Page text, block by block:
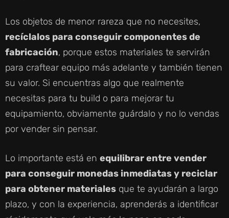
Los objetos de menor rareza que no necesites,
recíclalos para conseguir componentes de
fabricación, porque estos materiales te servirán
para craftear equipo más adelante y también tienen
su valor. Si encuentras algo que realmente
necesitas para tu build o para mejorar tu
equipamiento, obviamente guárdalo y no lo vendas
por vender sin pensar.
Lo importante está en equilibrar entre vender
para conseguir monedas inmediatas y reciclar
para obtener materiales que te ayudarán a largo
plazo, y con la experiencia, aprenderás a identificar